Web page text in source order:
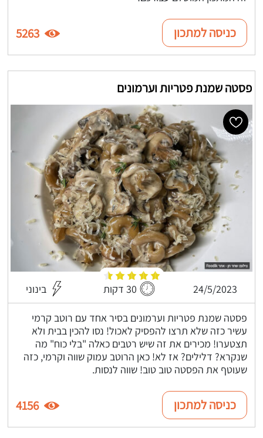
כניסה למתכון 5263
פסטה שמנת פטריות וערמונים
24/5/2023 30 דקות בינוני
פסטה שמנת פטריות וערמונים בסיר אחד עם רוטב קרמי
עשיר כזה שלא תרצו להפסיק לאכול! נסו להכין בבית ולא
תצטערו! מכירים את זה שיש רטבים כאלה "בלי כוח" מה
שנקרא? דלילים? אז לא! כאן הרוטב עמוק שווה וקרמי, כזה
שעוטף את הפסטה טוב טוב! שווה לנסות.
כניסה למתכון 4156